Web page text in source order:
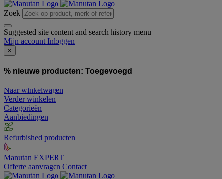
Zoek
Suggested site content and search history menu
Mijn account Inloggen
×
% nieuwe producten: Toegevoegd
Naar winkelwagen
Verder winkelen
Categorieën
Aanbiedingen
Refurbished producten
Manutan EXPERT
Offerte aanvragen Contact